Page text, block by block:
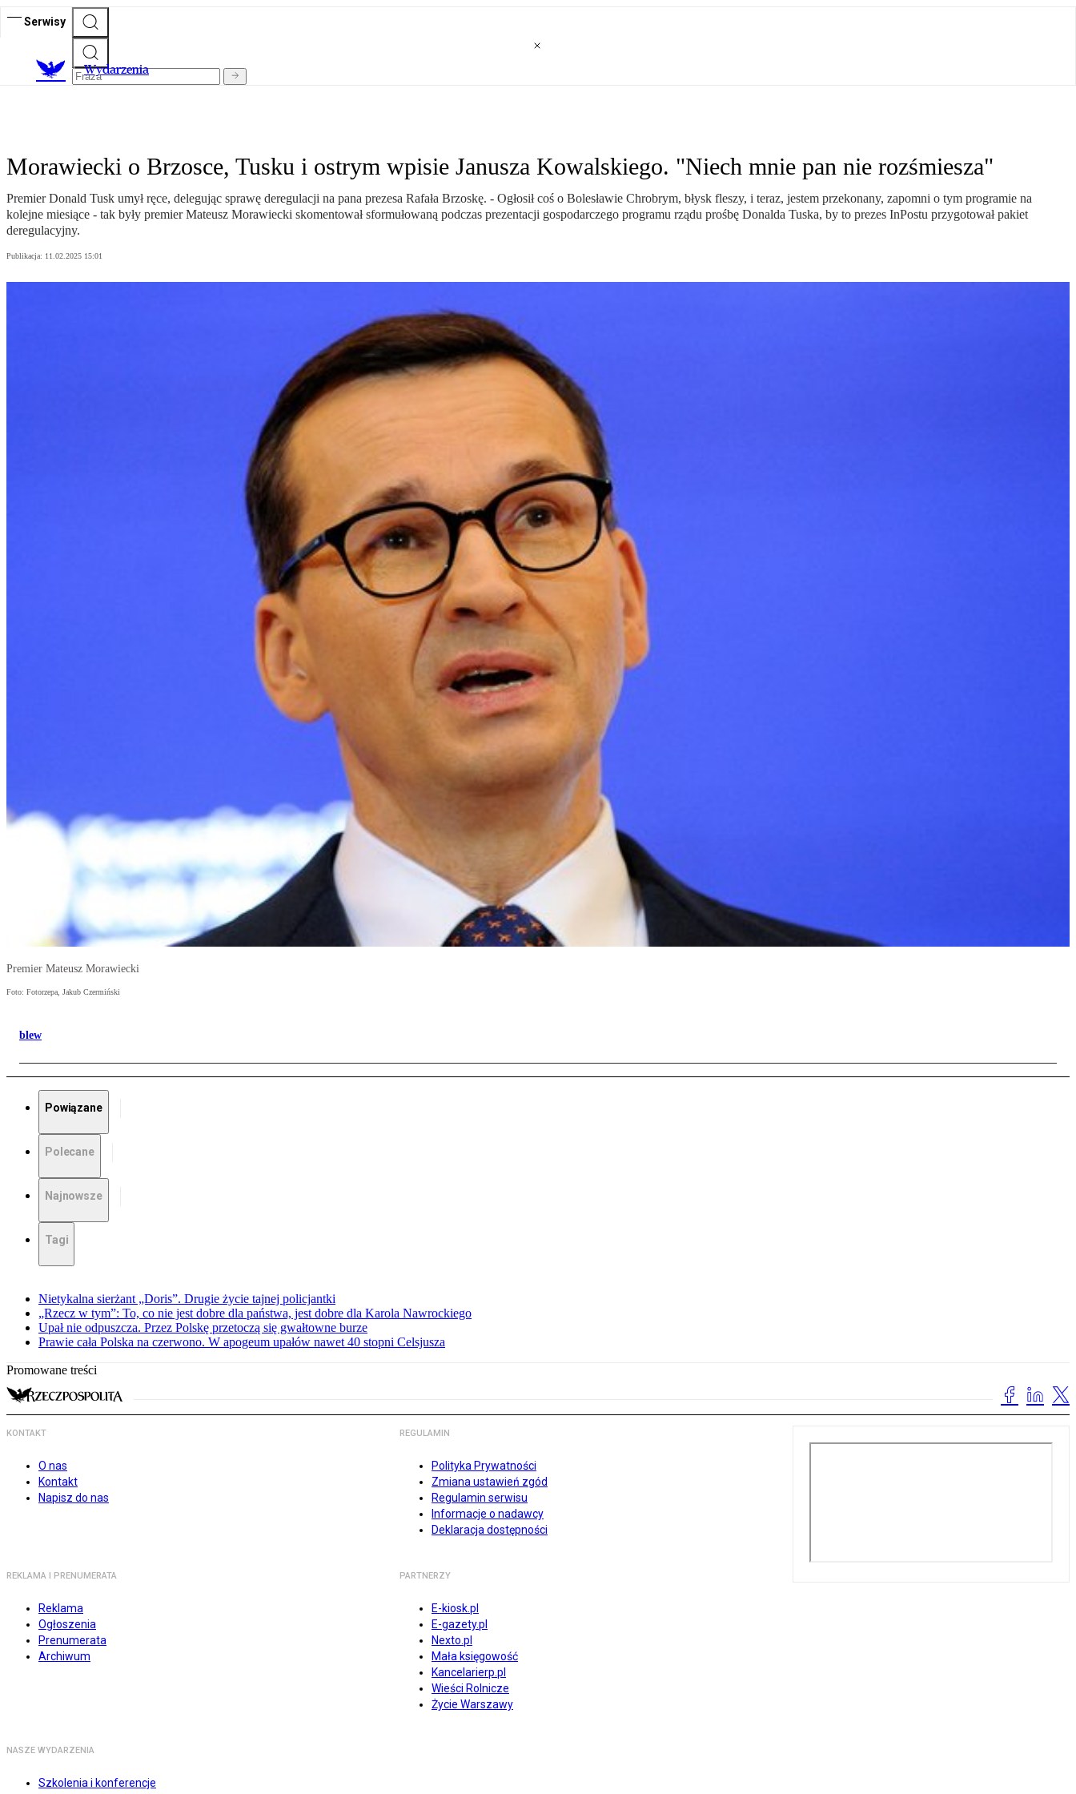
Serwisy
Wydarzenia
Morawiecki o Brzosce, Tusku i ostrym wpisie Janusza Kowalskiego. "Niech mnie pan nie rozśmiesza"
Premier Donald Tusk umył ręce, delegując sprawę deregulacji na pana prezesa Rafała Brzoskę. - Ogłosił coś o Bolesławie Chrobrym, błysk fleszy, i teraz, jestem przekonany, zapomni o tym programie na
kolejne miesiące - tak były premier Mateusz Morawiecki skomentował sformułowaną podczas prezentacji gospodarczego programu rządu prośbę Donalda Tuska, by to prezes InPostu przygotował pakiet
deregulacyjny.
Publikacja: 11.02.2025 15:01
Premier Mateusz Morawiecki
Foto: Fotorzepa, Jakub Czermiński
blew
Powiązane
Polecane
Najnowsze
Tagi
Nietykalna sierżant „Doris”. Drugie życie tajnej policjantki
„Rzecz w tym”: To, co nie jest dobre dla państwa, jest dobre dla Karola Nawrockiego
Upał nie odpuszcza. Przez Polskę przetoczą się gwałtowne burze
Prawie cała Polska na czerwono. W apogeum upałów nawet 40 stopni Celsjusza
Promowane treści
KONTAKT
O nas
Kontakt
Napisz do nas
REGULAMIN
Polityka Prywatności
Zmiana ustawień zgód
Regulamin serwisu
Informacje o nadawcy
Deklaracja dostępności
REKLAMA I PRENUMERATA
Reklama
Ogłoszenia
Prenumerata
Archiwum
PARTNERZY
E-kiosk.pl
E-gazety.pl
Nexto.pl
Mała księgowość
Kancelarierp.pl
Wieści Rolnicze
Życie Warszawy
NASZE WYDARZENIA
Szkolenia i konferencje